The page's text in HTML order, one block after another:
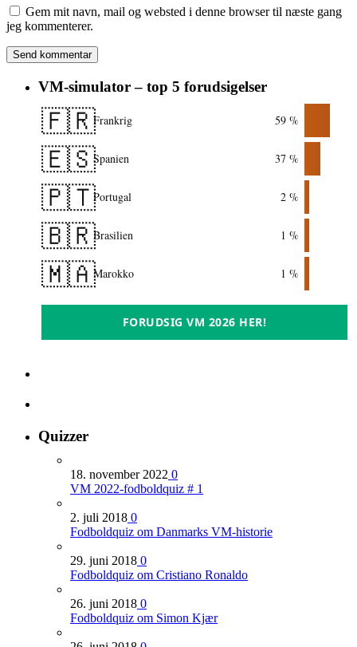
Gem mit navn, mail og websted i denne browser til næste gang
jeg kommenterer.
VM-simulator – top 5 forudsigelser
🇫🇷Frankrig 59 %
🇪🇸Spanien 37 %
🇵🇹Portugal 2 %
🇧🇷Brasilien 1 %
🇲🇦Marokko 1 %
FORUDSIG VM 2026 HER!
Quizzer
18. november 2022 0
VM 2022-fodboldquiz # 1
2. juli 2018 0
Fodboldquiz om Danmarks VM-historie
29. juni 2018 0
Fodboldquiz om Cristiano Ronaldo
26. juni 2018 0
Fodboldquiz om Simon Kjær